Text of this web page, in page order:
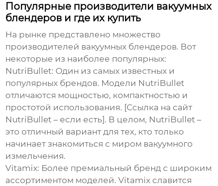
Популярные производители вакуумных
блендеров и где их купить
На рынке представлено множество
производителей вакуумных блендеров. Вот
некоторые из наиболее популярных:
NutriBullet: Один из самых известных и
популярных брендов. Модели NutriBullet
отличаются мощностью, компактностью и
простотой использования. [Ссылка на сайт
NutriBullet – если есть]. В целом, NutriBullet –
это отличный вариант для тех, кто только
начинает знакомиться с миром вакуумного
измельчения.
Vitamix: Более премиальный бренд с широким
ассортиментом моделей. Vitamix славится